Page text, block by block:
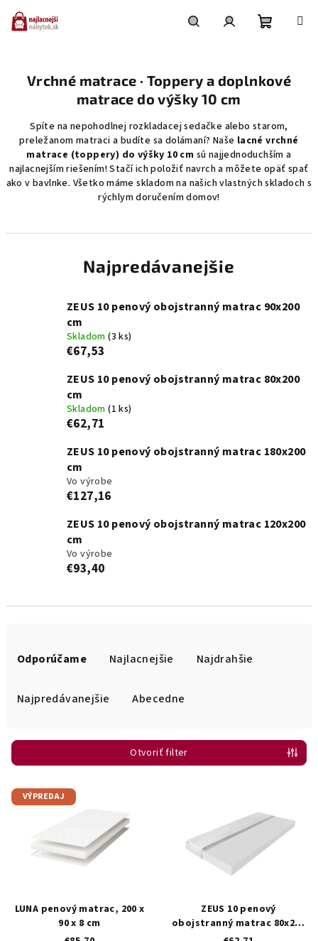
obsah
košík
Vrchné matrace · Toppery a doplnkové
matrace do výšky 10 cm
Spíte na nepohodlnej rozkladacej sedačke alebo starom,
preležanom matraci a budíte sa dolámaní? Naše lacné vrchné
matrace (toppery) do výšky 10 cm sú najjednoduchším a
najlacnejším riešením! Stačí ich položiť navrch a môžete opäť spať
ako v bavlnke. Všetko máme skladom na našich vlastných skladoch s
rýchlym doručením domov!
Najpredávanejšie
ZEUS 10 penový obojstranný matrac 90x200
cm
Skladom(3 ks)
€67,53
ZEUS 10 penový obojstranný matrac 80x200
cm
Skladom(1 ks)
€62,71
ZEUS 10 penový obojstranný matrac 180x200
cm
Vo výrobe
€127,16
ZEUS 10 penový obojstranný matrac 120x200
cm
Vo výrobe
€93,40
e
r
Odporúčame Najlacnejšie Najdrahšie
Najpredávanejšie Abecedne
Otvoriť filter
V
ý VÝPREDAJ
LUNA penový matrac, 200 x
90 x 8 cm
ZEUS 10 penový
obojstranný matrac 80x200
cm